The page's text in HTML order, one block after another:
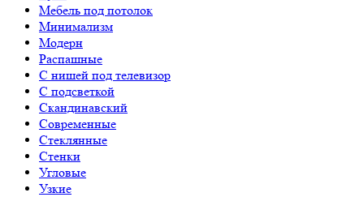
Мебель под потолок
Минимализм
Модерн
Распашные
С нишей под телевизор
С подсветкой
Скандинавский
Современные
Стеклянные
Стенки
Угловые
Узкие